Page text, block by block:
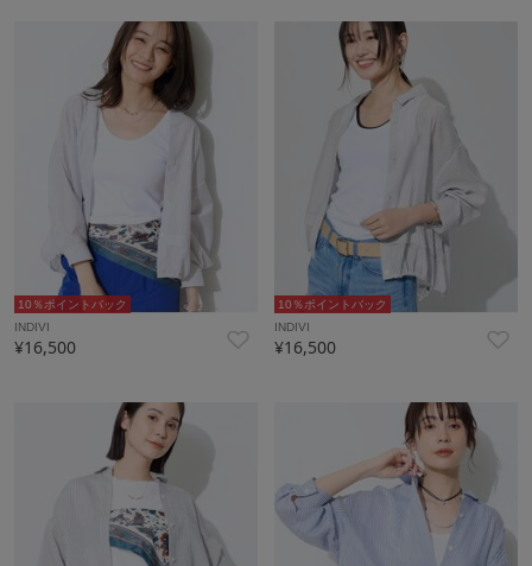
10％ポイントバック
INDIVI
¥16,500
10％ポイントバック
INDIVI
¥16,500